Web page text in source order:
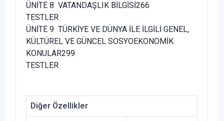
ÜNİTE 8 VATANDAŞLIK BİLGİSİ266
TESTLER
ÜNİTE 9 TÜRKİYE VE DÜNYA İLE İLGİLİ GENEL,
KÜLTÜREL VE GÜNCEL SOSYOEKONOMİK
KONULAR299
TESTLER
Diğer Özellikler